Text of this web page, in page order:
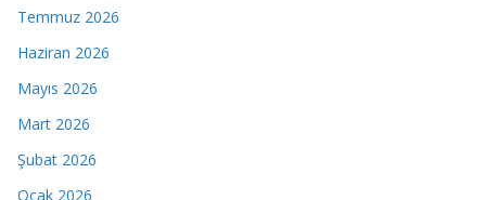
Temmuz 2026
Haziran 2026
Mayıs 2026
Mart 2026
Şubat 2026
Ocak 2026